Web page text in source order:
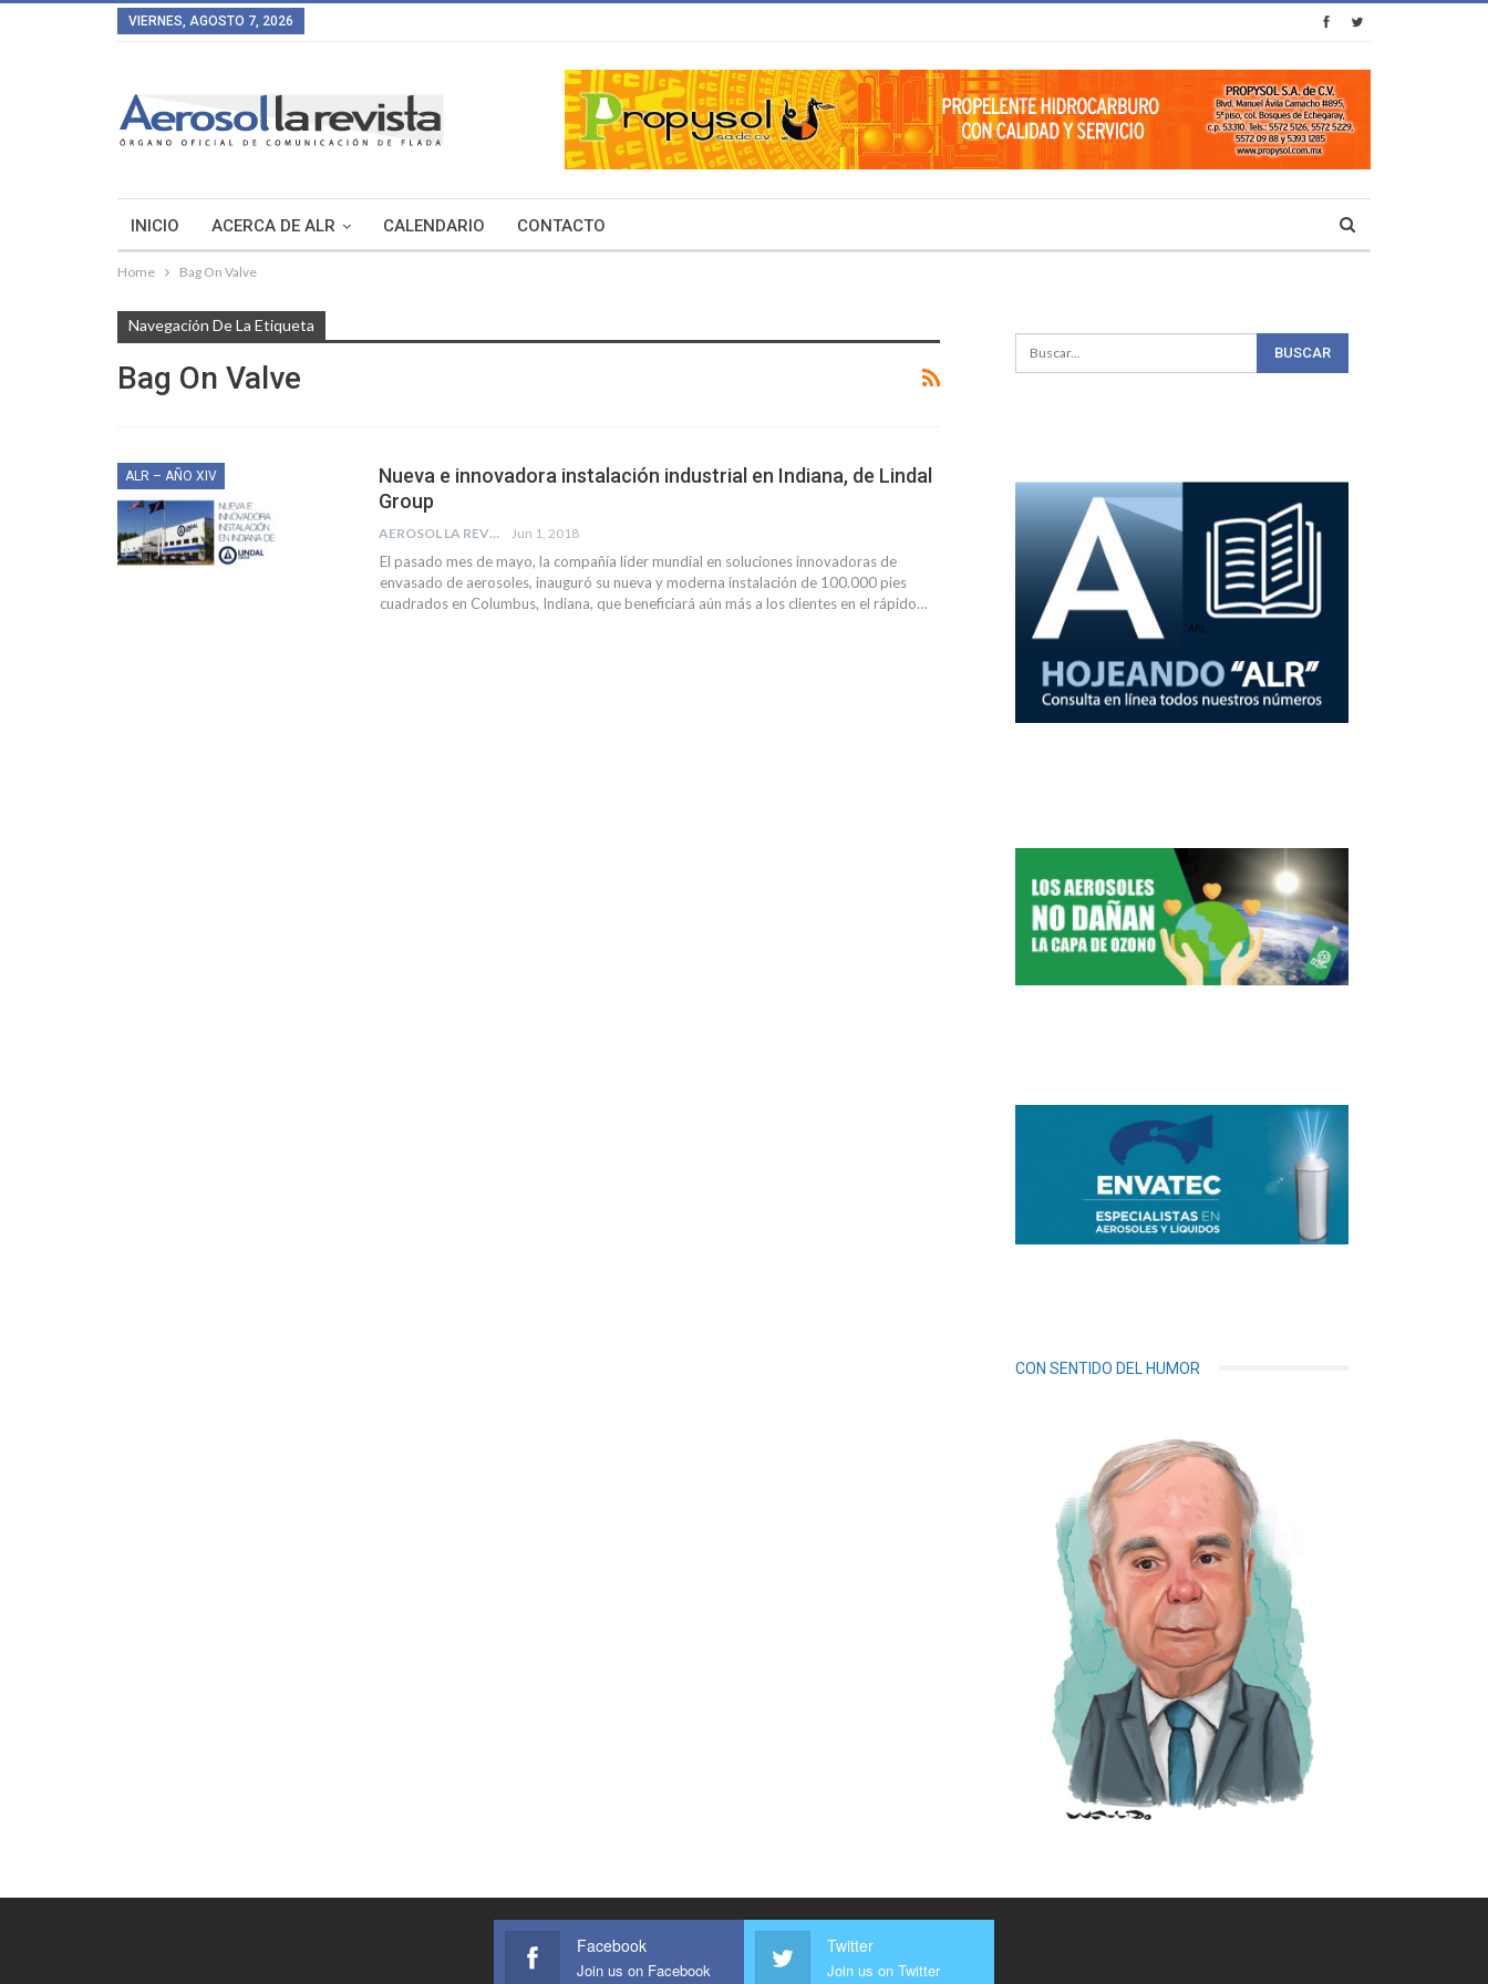
VIERNES, AGOSTO 7, 2026
INICIO ACERCA DE ALR CALENDARIO CONTACTO
Home Bag On Valve
Navegación De La Etiqueta
Bag On Valve
ALR – AÑO XIV
Nueva e innovadora instalación industrial en Indiana, de Lindal
Group
AEROSOL LA REVISTA Jun 1, 2018
El pasado mes de mayo, la compañía líder mundial en soluciones innovadoras de
envasado de aerosoles, inauguró su nueva y moderna instalación de 100.000 pies
cuadrados en Columbus, Indiana, que beneficiará aún más a los clientes en el rápido…
CON SENTIDO DEL HUMOR
Facebook
Join us on Facebook
Twitter
Join us on Twitter